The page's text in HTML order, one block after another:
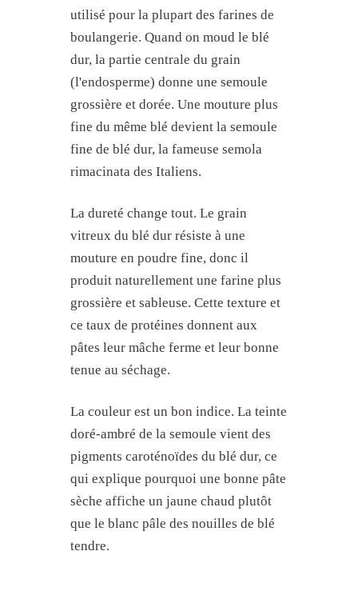
utilisé pour la plupart des farines de
boulangerie. Quand on moud le blé
dur, la partie centrale du grain
(l'endosperme) donne une semoule
grossière et dorée. Une mouture plus
fine du même blé devient la semoule
fine de blé dur, la fameuse semola
rimacinata des Italiens.
La dureté change tout. Le grain
vitreux du blé dur résiste à une
mouture en poudre fine, donc il
produit naturellement une farine plus
grossière et sableuse. Cette texture et
ce taux de protéines donnent aux
pâtes leur mâche ferme et leur bonne
tenue au séchage.
La couleur est un bon indice. La teinte
doré-ambré de la semoule vient des
pigments caroténoïdes du blé dur, ce
qui explique pourquoi une bonne pâte
sèche affiche un jaune chaud plutôt
que le blanc pâle des nouilles de blé
tendre.